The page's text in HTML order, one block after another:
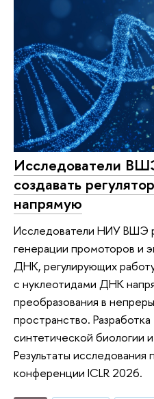
Исследователи
создавать
напрямую
Исследователи НИУ ВШЭ
генерации промоторов и
ДНК, регулирующих
с нуклеотидами ДНК
преобразования в
пространство.
синтетической биологии
Результаты
конференции ICLR 2026.